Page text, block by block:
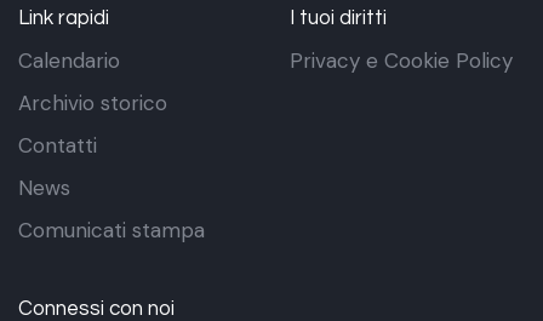
Link rapidi
Calendario
Archivio storico
Contatti
News
Comunicati stampa
I tuoi diritti
Privacy e Cookie Policy
Connessi con noi